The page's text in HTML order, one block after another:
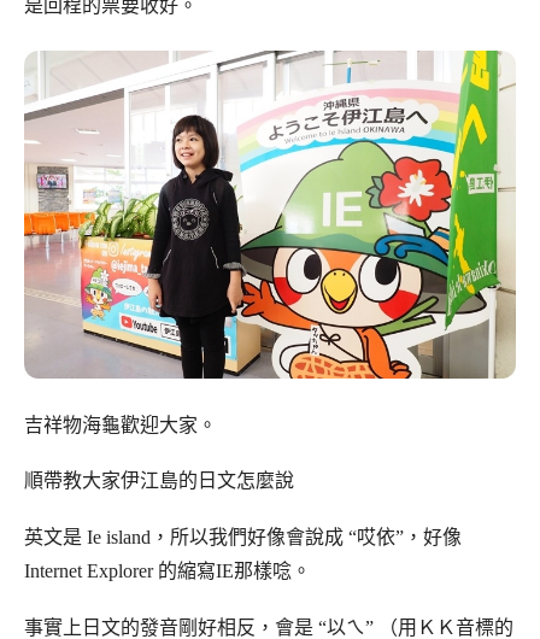
是回程的票要收好。
吉祥物海龜歡迎大家。
順帶教大家伊江島的日文怎麼說
英文是 Ie island，所以我們好像會說成 “哎依”，好像
Internet Explorer 的縮寫IE那樣唸。
事實上日文的發音剛好相反，會是 “以ㄟ” （用ＫＫ音標的